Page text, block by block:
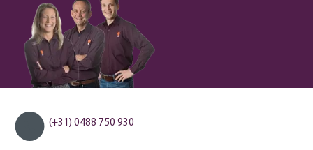
(+31) 0488 750 930